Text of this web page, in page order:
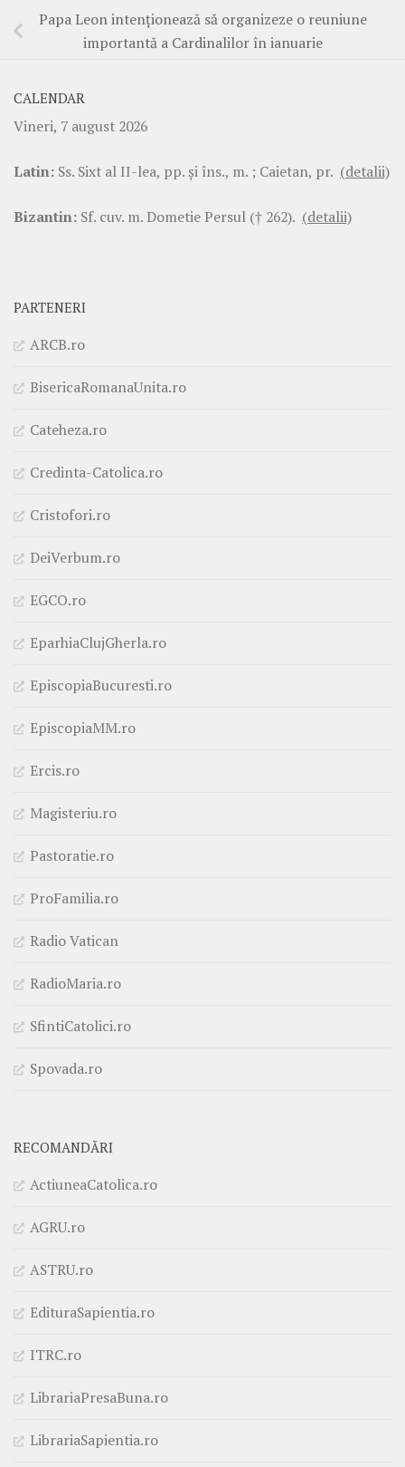
Papa Leon intenționează să organizeze o reuniune
importantă a Cardinalilor în ianuarie
CALENDAR
Vineri, 7 august 2026
Latin: Ss. Sixt al II-lea, pp. şi îns., m. ; Caietan, pr. (detalii)
Bizantin: Sf. cuv. m. Dometie Persul († 262). (detalii)
PARTENERI
ARCB.ro
BisericaRomanaUnita.ro
Cateheza.ro
Credinta-Catolica.ro
Cristofori.ro
DeiVerbum.ro
EGCO.ro
EparhiaClujGherla.ro
EpiscopiaBucuresti.ro
EpiscopiaMM.ro
Ercis.ro
Magisteriu.ro
Pastoratie.ro
ProFamilia.ro
Radio Vatican
RadioMaria.ro
SfintiCatolici.ro
Spovada.ro
RECOMANDĂRI
ActiuneaCatolica.ro
AGRU.ro
ASTRU.ro
EdituraSapientia.ro
ITRC.ro
LibrariaPresaBuna.ro
LibrariaSapientia.ro